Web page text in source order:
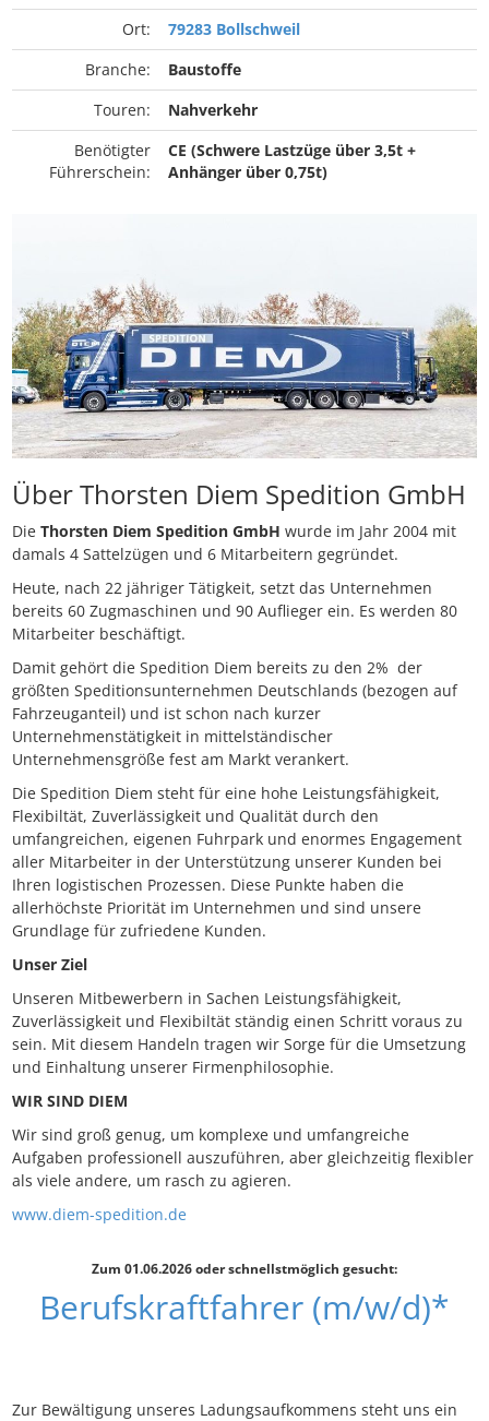
Ort:
79283 Bollschweil
Branche:
Baustoffe
Touren:
Nahverkehr
Benötigter
Führerschein:
CE (Schwere Lastzüge über 3,5t +
Anhänger über 0,75t)
Über Thorsten Diem Spedition GmbH
Die Thorsten Diem Spedition GmbH wurde im Jahr 2004 mit
damals 4 Sattelzügen und 6 Mitarbeitern gegründet.
Heute, nach 22 jähriger Tätigkeit, setzt das Unternehmen
bereits 60 Zugmaschinen und 90 Auflieger ein. Es werden 80
Mitarbeiter beschäftigt.
Damit gehört die Spedition Diem bereits zu den 2% der
größten Speditionsunternehmen Deutschlands (bezogen auf
Fahrzeuganteil) und ist schon nach kurzer
Unternehmenstätigkeit in mittelständischer
Unternehmensgröße fest am Markt verankert.
Die Spedition Diem steht für eine hohe Leistungsfähigkeit,
Flexibiltät, Zuverlässigkeit und Qualität durch den
umfangreichen, eigenen Fuhrpark und enormes Engagement
aller Mitarbeiter in der Unterstützung unserer Kunden bei
Ihren logistischen Prozessen. Diese Punkte haben die
allerhöchste Priorität im Unternehmen und sind unsere
Grundlage für zufriedene Kunden.
Unser Ziel
Unseren Mitbewerbern in Sachen Leistungsfähigkeit,
Zuverlässigkeit und Flexibiltät ständig einen Schritt voraus zu
sein. Mit diesem Handeln tragen wir Sorge für die Umsetzung
und Einhaltung unserer Firmenphilosophie.
WIR SIND DIEM
Wir sind groß genug, um komplexe und umfangreiche
Aufgaben professionell auszuführen, aber gleichzeitig flexibler
als viele andere, um rasch zu agieren.
www.diem-spedition.de
Zum 01.06.2026 oder schnellstmöglich gesucht:
Berufskraftfahrer (m/w/d)*
Zur Bewältigung unseres Ladungsaufkommens steht uns ein